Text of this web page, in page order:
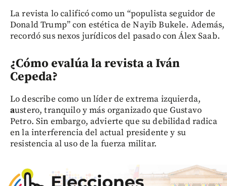
La revista lo calificó como un “populista seguidor de
Donald Trump” con estética de Nayib Bukele. Además,
recordó sus nexos jurídicos del pasado con Álex Saab.
¿Cómo evalúa la revista a Iván
Cepeda?
Lo describe como un líder de extrema izquierda,
austero, tranquilo y más organizado que Gustavo
Petro. Sin embargo, advierte que su debilidad radica
en la interferencia del actual presidente y su
resistencia al uso de la fuerza militar.